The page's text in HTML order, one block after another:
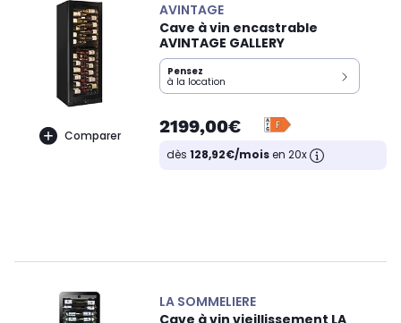
Comparer
AVINTAGE
Cave à vin encastrable
AVINTAGE GALLERY
Pensez
à la location
2199,00€
dès 128,92€/moisen 20x
LA SOMMELIERE